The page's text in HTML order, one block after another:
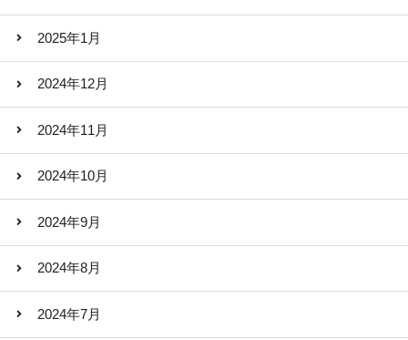
2025年1月
2024年12月
2024年11月
2024年10月
2024年9月
2024年8月
2024年7月